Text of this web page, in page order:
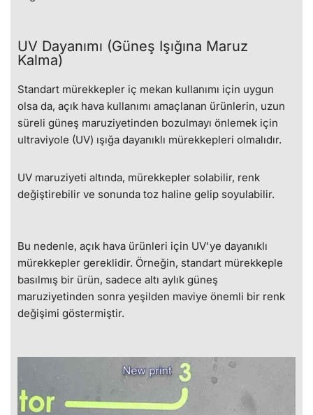
UV Dayanımı (Güneş Işığına Maruz
Kalma)
Standart mürekkepler iç mekan kullanımı için uygun
olsa da, açık hava kullanımı amaçlanan ürünlerin, uzun
süreli güneş maruziyetinden bozulmayı önlemek için
ultraviyole (UV) ışığa dayanıklı mürekkepleri olmalıdır.
UV maruziyeti altında, mürekkepler solabilir, renk
değiştirebilir ve sonunda toz haline gelip soyulabilir.
Bu nedenle, açık hava ürünleri için UV'ye dayanıklı
mürekkepler gereklidir. Örneğin, standart mürekkeple
basılmış bir ürün, sadece altı aylık güneş
maruziyetinden sonra yeşilden maviye önemli bir renk
değişimi göstermiştir.